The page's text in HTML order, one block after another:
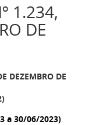
1.234,
DE
DEZEMBRO DE
a 30/06/2023)